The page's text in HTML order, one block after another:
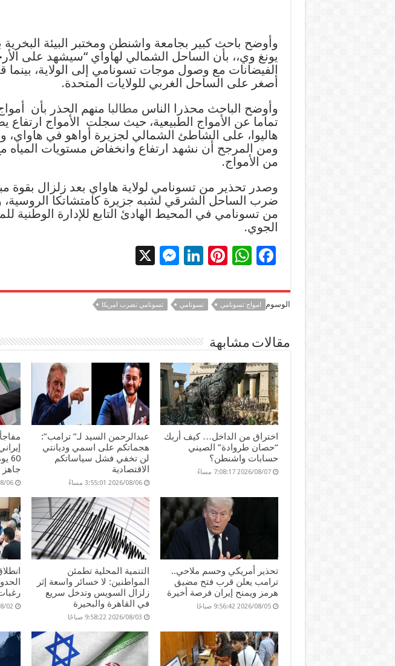
وأوضح باحث كبير بجامعة واشنطن ومختبر البيئة البخرية
يونغ وي،، بأن الساحل الشمالي لهاواي “سيشهد على
الفيضانات مع وصول موجات تسونامي إلى الولاية، بينما
أصغر على الساحل الغربي للولايات المتحدة.
وأوضح الباحث محذرا الناس مطالبا منهم الحذر بأن
هاليوا، على الشاطئ الشمالي لجزيرة أواهو في هاواي،
ومن المرجح أن نشهد ارتفاع وانخفاض مستويات المياه
من الأمواج.
ضرب الساحل الشرقي لشبه جزيرة كامتشاتكا الروسية،
من تسونامي في المحيط الهادئ التابع للإدارة الوطنية
الجوي.
F
e
b
o
k
W
at
sA
p
p
Pi
er
es
t
Li
k
e
dI
n
M
se
n
g
er
الوسوم امواج تسونامي تسونامي تسونامي تضرب امريكا
مقالات مشابهة
اختراق من الداخل… كيف أربك
“حصان طروادة” الصيني
حسابات واشنطن؟
2026/08/07 7:08:17 مساءً
عبدالرحمن السيد لـ” ترامب”:
هجماتكم على اسمي وديانتي
لن تخفي فشل سياساتكم
الاقتصادية
2026/08/06 3:55:01 مساءً
جاهز
2026/08/
تحذير أمريكي وحسم ملاحي..
ترامب يعلن قرب فتح مضيق
هرمز ويمنح إيران فرصة أخيرة
2026/08/05 9:56:42 صباحًا
التنمية المحلية تطمئن
المواطنين: لا خسائر واسعة إثر
زلزال السويس وتدخل سريع
في القاهرة والبحيرة
2026/08/03 9:58:22 صباحًا
رغبات
2026/08/